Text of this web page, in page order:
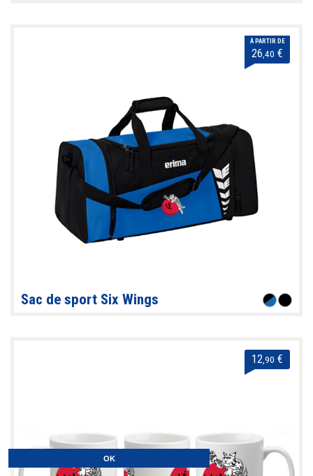
OK
À PARTIR DE
26,40 €
Sac de sport Six Wings
12,90 €